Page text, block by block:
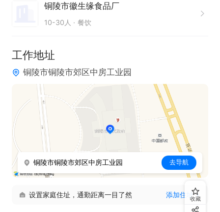
铜陵市徽生缘食品厂
10-30人 餐饮
工作地址
铜陵市铜陵市郊区中房工业园
铜陵市铜陵市郊区中房工业园 去导航
设置家庭住址，通勤距离一目了然 添加住址
收藏